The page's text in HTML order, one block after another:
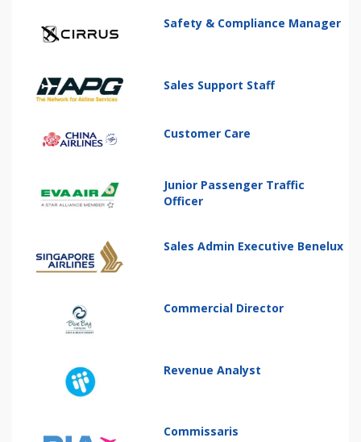
Safety & Compliance Manager
Sales Support Staff
Customer Care
Junior Passenger Traffic
Officer
Sales Admin Executive Benelux
Commercial Director
Revenue Analyst
Commissaris